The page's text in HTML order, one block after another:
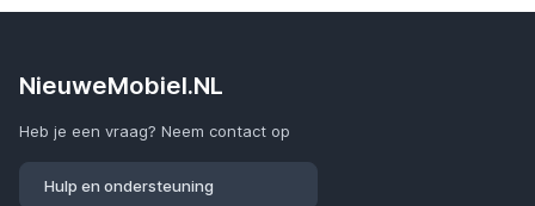
NieuweMobiel.NL
Heb je een vraag? Neem contact op
Hulp en ondersteuning